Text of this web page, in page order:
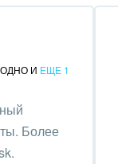
ЖКХ
И ЕЩЕ 1
Более